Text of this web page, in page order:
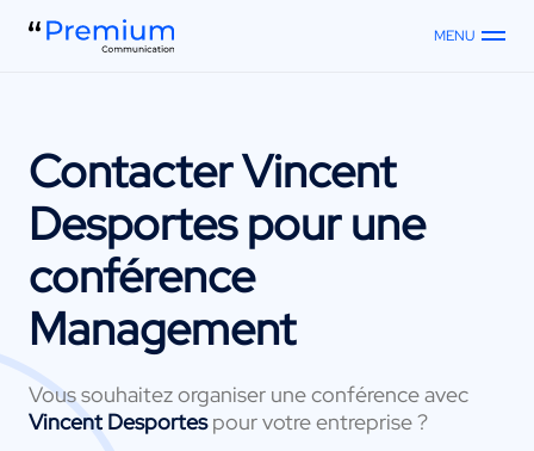
MENU
ContacterVincent
Desportespour une
conférence
Management
Vous souhaitez organiser une conférence avec
Vincent Desportespour votre entreprise ?